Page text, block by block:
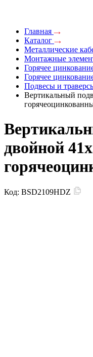
Главная
Каталог
Металлические
Монтажные
Горячее
Горячее
Подвесы и
Вертикальный
двойной
Код: BSD2109HDZ